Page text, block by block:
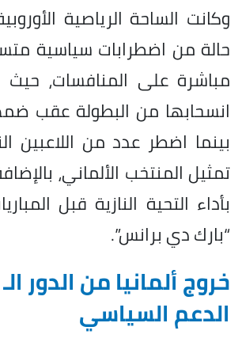
وكانت الساحة الرياصية
حالة من اضطرابات سياسية
مباشرة على المنافسات، حيث
انسحابها من البطولة عقب
بينما اضطر عدد من اللاعبين
تمثيل المنتخب الألماني،
بأداء التحية النازية قبل
“بارك دي برانس”.
الدعم السياسي